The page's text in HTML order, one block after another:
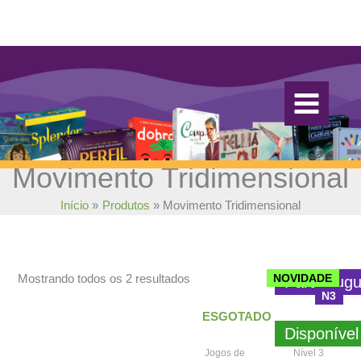
conteúdo
Movimento Tridimensional
Início Produtos Movimento Tridimensional
Mostrando todos os 2 resultados
popularidade
ESGOTADO
Jogos de
Disponível
Para
NOVIDADE
N3
Nível 3